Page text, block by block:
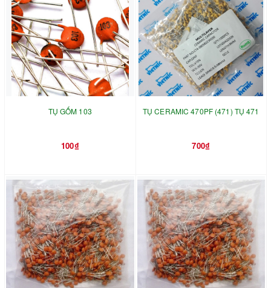
TỤ GỐM 103
100₫
TỤ CERAMIC 470PF (471) TỤ 471
700₫